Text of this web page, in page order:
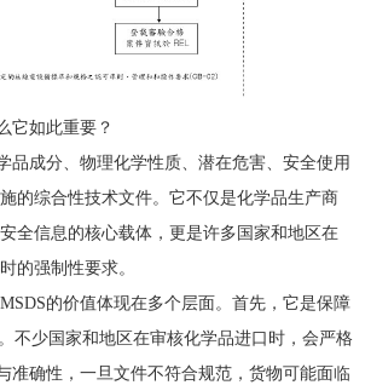
它如此重要？
品成分、物理化学性质、潜在危害、安全使用
的综合性技术文件。它不仅是化学品生产商
全信息的核心载体，更是许多国家和地区在
的强制性要求。
的价值体现在多个层面。首先，它是保障
不少国家和地区在审核化学品进口时，会严格
准确性，一旦文件不符合规范，货物可能面临